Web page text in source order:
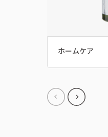
ホームケア